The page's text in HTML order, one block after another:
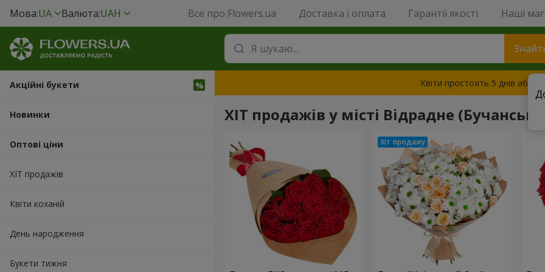
Мова:UA Валюта:UAH Все про Flowers.ua Доставка і оплата Гарантії якості Наші
Акційні букети
Новинки
Оптові ціни
ХІТ продажів
Квіти коханій
День народження
Букети тижня
Квіти простоять 5 днів або
ХІТ продажів у місті Відрадне